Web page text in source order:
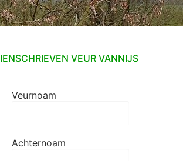
Zoeken naar:
IENSCHRIEVEN VEUR VANNIJS
Veurnoam
Achternoam